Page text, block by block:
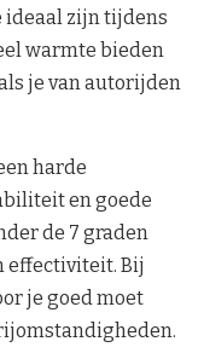
ideaal zijn tijdens
warmte bieden
je van autorijden
harde
en goede
de 7 graden
effectiviteit. Bij
je goed moet